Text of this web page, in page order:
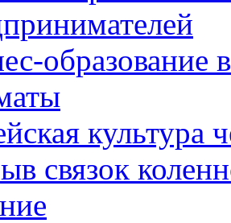
образование
культура
связок